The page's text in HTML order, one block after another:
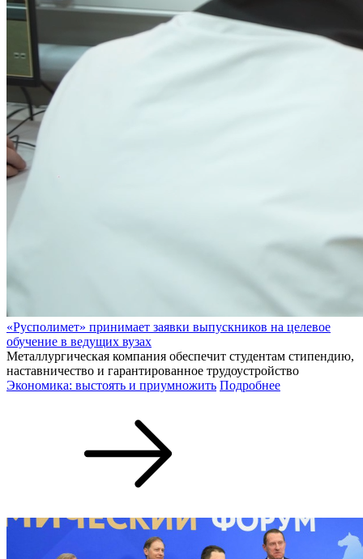
«Русполимет» принимает заявки выпускников на целевое
обучение в ведущих вузах
Металлургическая компания обеспечит студентам стипендию,
наставничество и гарантированное трудоустройство
Экономика: выстоять и приумножить Подробнее